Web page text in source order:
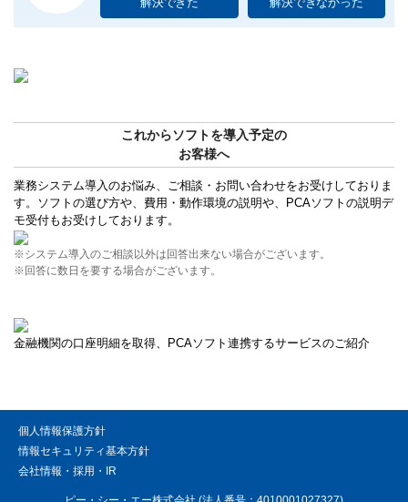
これからソフトを導入予定の
お客様へ
業務システム導入のお悩み、ご相談・お問い合わせをお受けしておりま
す。ソフトの選び方や、費用・動作環境の説明や、PCAソフトの説明デ
モ受付もお受けしております。
※システム導入のご相談以外は回答出来ない場合がございます。
※回答に数日を要する場合がございます。
金融機関の口座明細を取得、PCAソフト連携するサービスのご紹介
個人情報保護方針
情報セキュリティ基本方針
会社情報・採用・IR